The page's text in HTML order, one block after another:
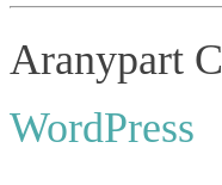
Aranypart
WordPress